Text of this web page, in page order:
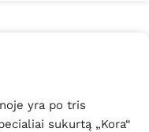
yra po tris
sukurtą „Kora“